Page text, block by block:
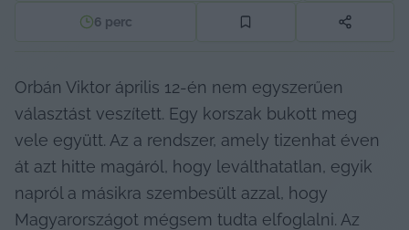
6 perc
Orbán Viktor április 12-én nem egyszerűen
választást veszített. Egy korszak bukott meg
vele együtt. Az a rendszer, amely tizenhat éven
át azt hitte magáról, hogy leválthatatlan, egyik
napról a másikra szembesült azzal, hogy
Magyarországot mégsem tudta elfoglalni. Az